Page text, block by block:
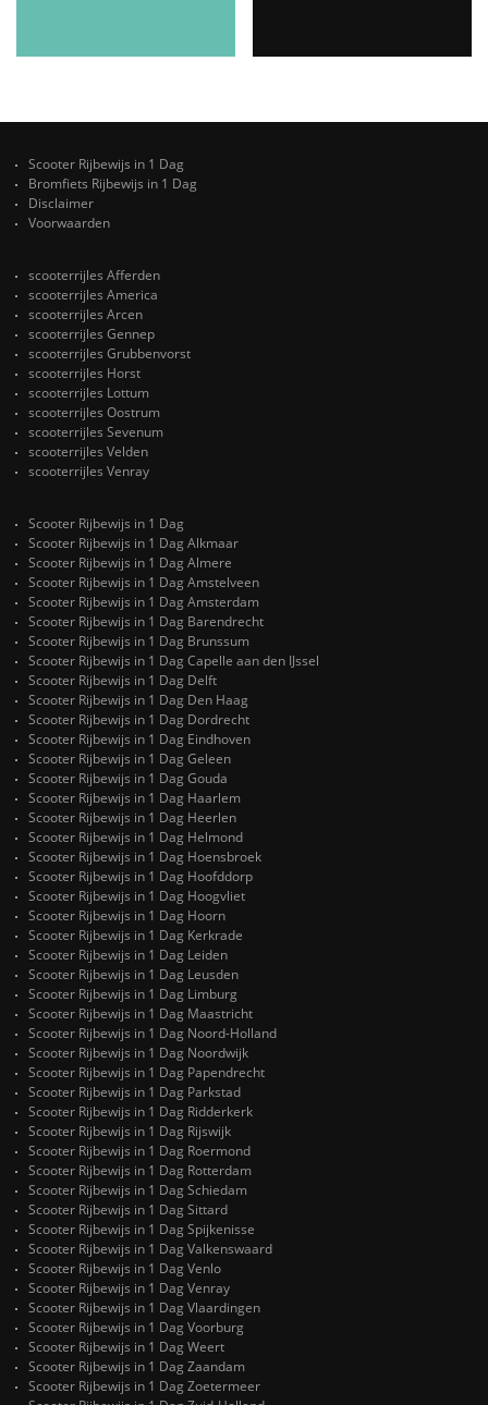
Scooter Rijbewijs in 1 Dag
Bromfiets Rijbewijs in 1 Dag
Disclaimer
Voorwaarden
scooterrijles Afferden
scooterrijles America
scooterrijles Arcen
scooterrijles Gennep
scooterrijles Grubbenvorst
scooterrijles Horst
scooterrijles Lottum
scooterrijles Oostrum
scooterrijles Sevenum
scooterrijles Velden
scooterrijles Venray
Scooter Rijbewijs in 1 Dag
Scooter Rijbewijs in 1 Dag Alkmaar
Scooter Rijbewijs in 1 Dag Almere
Scooter Rijbewijs in 1 Dag Amstelveen
Scooter Rijbewijs in 1 Dag Amsterdam
Scooter Rijbewijs in 1 Dag Barendrecht
Scooter Rijbewijs in 1 Dag Brunssum
Scooter Rijbewijs in 1 Dag Capelle aan den IJssel
Scooter Rijbewijs in 1 Dag Delft
Scooter Rijbewijs in 1 Dag Den Haag
Scooter Rijbewijs in 1 Dag Dordrecht
Scooter Rijbewijs in 1 Dag Eindhoven
Scooter Rijbewijs in 1 Dag Geleen
Scooter Rijbewijs in 1 Dag Gouda
Scooter Rijbewijs in 1 Dag Haarlem
Scooter Rijbewijs in 1 Dag Heerlen
Scooter Rijbewijs in 1 Dag Helmond
Scooter Rijbewijs in 1 Dag Hoensbroek
Scooter Rijbewijs in 1 Dag Hoofddorp
Scooter Rijbewijs in 1 Dag Hoogvliet
Scooter Rijbewijs in 1 Dag Hoorn
Scooter Rijbewijs in 1 Dag Kerkrade
Scooter Rijbewijs in 1 Dag Leiden
Scooter Rijbewijs in 1 Dag Leusden
Scooter Rijbewijs in 1 Dag Limburg
Scooter Rijbewijs in 1 Dag Maastricht
Scooter Rijbewijs in 1 Dag Noord-Holland
Scooter Rijbewijs in 1 Dag Noordwijk
Scooter Rijbewijs in 1 Dag Papendrecht
Scooter Rijbewijs in 1 Dag Parkstad
Scooter Rijbewijs in 1 Dag Ridderkerk
Scooter Rijbewijs in 1 Dag Rijswijk
Scooter Rijbewijs in 1 Dag Roermond
Scooter Rijbewijs in 1 Dag Rotterdam
Scooter Rijbewijs in 1 Dag Schiedam
Scooter Rijbewijs in 1 Dag Sittard
Scooter Rijbewijs in 1 Dag Spijkenisse
Scooter Rijbewijs in 1 Dag Valkenswaard
Scooter Rijbewijs in 1 Dag Venlo
Scooter Rijbewijs in 1 Dag Venray
Scooter Rijbewijs in 1 Dag Vlaardingen
Scooter Rijbewijs in 1 Dag Voorburg
Scooter Rijbewijs in 1 Dag Weert
Scooter Rijbewijs in 1 Dag Zaandam
Scooter Rijbewijs in 1 Dag Zoetermeer